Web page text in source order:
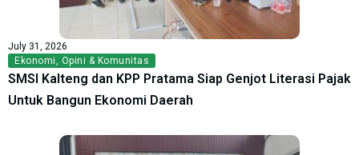
July 31, 2026
Ekonomi
Opini & Komunitas
SMSI Kalteng dan KPP Pratama Siap Genjot Literasi Pajak
Untuk Bangun Ekonomi Daerah